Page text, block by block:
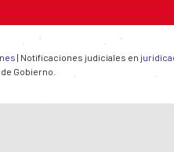
| Notificaciones judiciales en
Gobierno.